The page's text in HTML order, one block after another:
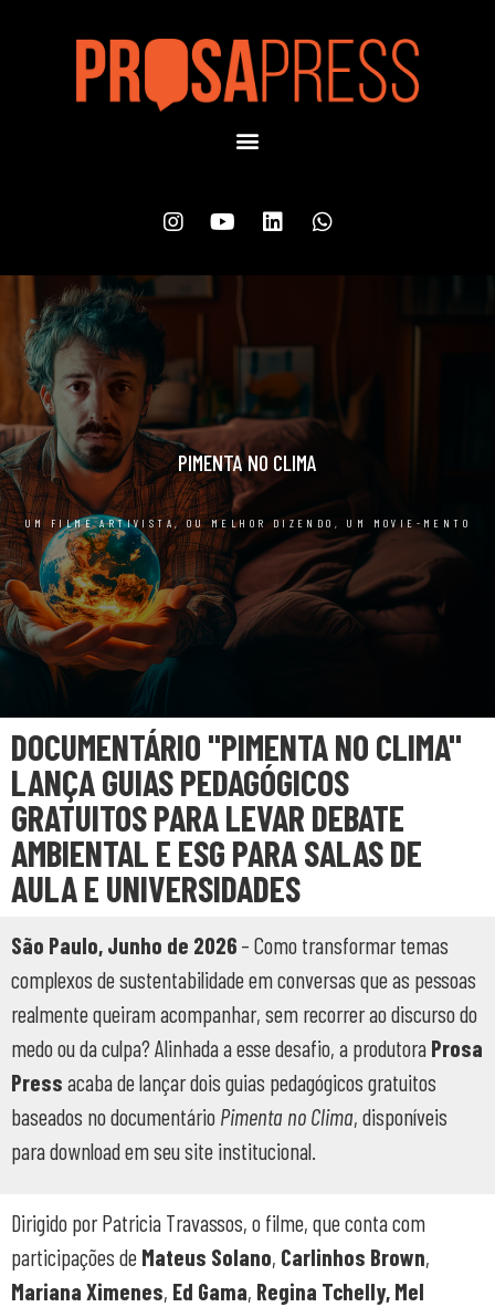
PIMENTA NO CLIMA
UM FILME ARTIVISTA, OU MELHOR DIZENDO, UM MOVIE-MENTO
DOCUMENTÁRIO "PIMENTA NO CLIMA"
LANÇA GUIAS PEDAGÓGICOS
GRATUITOS PARA LEVAR DEBATE
AMBIENTAL E ESG PARA SALAS DE
AULA E UNIVERSIDADES
São Paulo, Junho de 2026 – Como transformar temas
complexos de sustentabilidade em conversas que as pessoas
realmente queiram acompanhar, sem recorrer ao discurso do
medo ou da culpa? Alinhada a esse desafio, a produtora Prosa
Press acaba de lançar dois guias pedagógicos gratuitos
baseados no documentário Pimenta no Clima, disponíveis
para download em seu site institucional
Dirigido por Patricia Travassos, o filme, que conta com
participações de Mateus Solano, Carlinhos Brown,
Mariana Ximenes, Ed Gama, Regina Tchelly, Mel